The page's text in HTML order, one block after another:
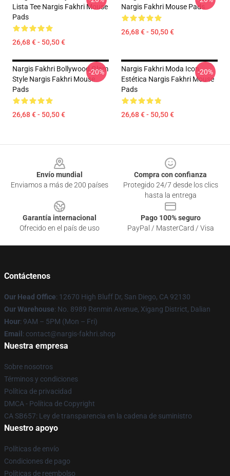
Lista Tee Nargis Fakhri Mouse
Pads
26,68 € - 50,50 €
Nargis Fakhri Mouse Pads
26,68 € - 50,50 €
Nargis Fakhri Bollywood Glam
Style Nargis Fakhri Mouse
Pads
26,68 € - 50,50 €
-20%
Nargis Fakhri Moda Icon
Estética Nargis Fakhri Mouse
Pads
26,68 € - 50,50 €
-20%
Envío mundial
Enviamos a más de 200 países
Compra con confianza
Protegido 24/7 desde los clics
hasta la entrega
Garantía internacional
Ofrecido en el país de uso
Pago 100% seguro
PayPal / MasterCard / Visa
Contáctenos
Our Head Office: 12670 High Bluff Dr, San Diego, CA 92130
Our Warehouse: No. 8989 Renmin Avenue, Xigang District, Dalian
Hour: 9AM – 5PM (Mon – Fri)
Email : contact@nargis-fakhri.shop
Nuestra empresa
Sobre nosotros
Términos y condiciones
Política de privacidad
DMCA - Política de Copyright
CA SB657: Ley de transparencia en la cadena de suministro
Nuestro apoyo
Políticas de envío
Condiciones de pago
Políticas de reembolso